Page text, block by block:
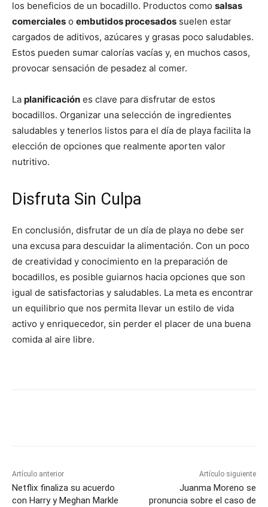
los beneficios de un bocadillo. Productos como salsas
comerciales o embutidos procesados suelen estar
cargados de aditivos, azúcares y grasas poco saludables.
Estos pueden sumar calorías vacías y, en muchos casos,
provocar sensación de pesadez al comer.
La planificación es clave para disfrutar de estos
bocadillos. Organizar una selección de ingredientes
saludables y tenerlos listos para el día de playa facilita la
elección de opciones que realmente aporten valor
nutritivo.
Disfruta Sin Culpa
En conclusión, disfrutar de un día de playa no debe ser
una excusa para descuidar la alimentación. Con un poco
de creatividad y conocimiento en la preparación de
bocadillos, es posible guiarnos hacia opciones que son
igual de satisfactorias y saludables. La meta es encontrar
un equilibrio que nos permita llevar un estilo de vida
activo y enriquecedor, sin perder el placer de una buena
comida al aire libre.
Artículo anterior
Netflix finaliza su acuerdo
con Harry y Meghan Markle
Artículo siguiente
Juanma Moreno se
pronuncia sobre el caso de